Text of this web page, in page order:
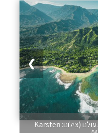
❯
האי קוואי – מהיפים והמיוחדים בעולם (צילום: Karsten